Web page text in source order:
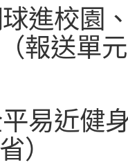
進校園
報送單
易近健
）